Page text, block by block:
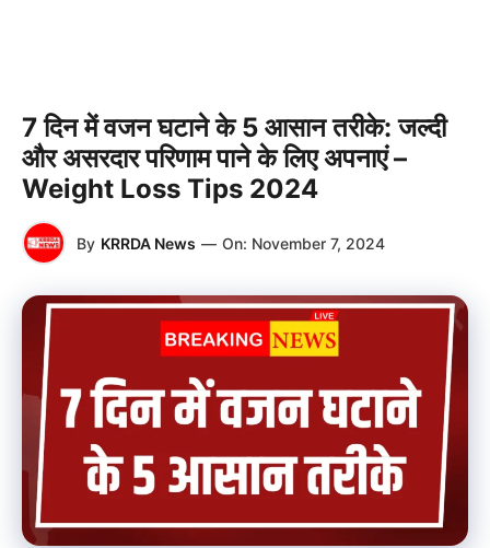
7 दिन में वजन घटाने के 5 आसान तरीके: जल्दी
और असरदार परिणाम पाने के लिए अपनाएं –
Weight Loss Tips 2024
By KRRDA News — On: November 7, 2024